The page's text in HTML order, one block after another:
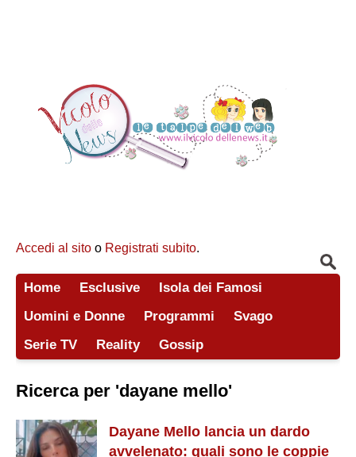
Accedi al sito o Registrati subito.
Home Esclusive
Isola dei Famosi
Uomini e Donne
Programmi
Svago
Serie TV
Reality Gossip
Ricerca per 'dayane mello'
Dayane Mello lancia un dardo
avvelenato: quali sono le coppie